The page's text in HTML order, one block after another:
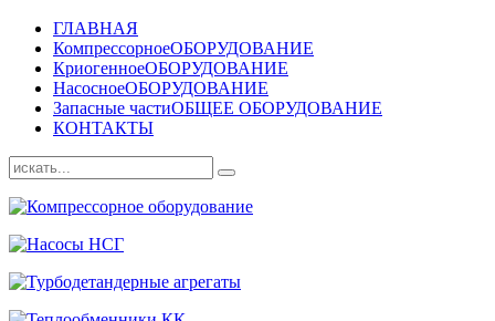
ГЛАВНАЯ
КомпрессорноеОБОРУДОВАНИЕ
КриогенноеОБОРУДОВАНИЕ
НасосноеОБОРУДОВАНИЕ
Запасные частиОБЩЕЕ ОБОРУДОВАНИЕ
КОНТАКТЫ